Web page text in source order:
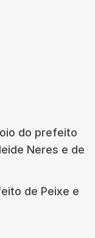
do prefeito
Neres e de
de Peixe e